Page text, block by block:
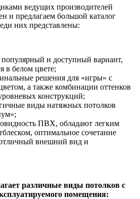
ведущих производителей
и предлагаем большой каталог
них представлены:
и доступный вариант,
в белом цвете;
решения для «игры» с
а также комбинации оттенков
конструкций;
виды натяжных потолков
ПВХ, обладают легким
оптимальное сочетание
отличный внешний вид и
различные виды потолков с
помещения: